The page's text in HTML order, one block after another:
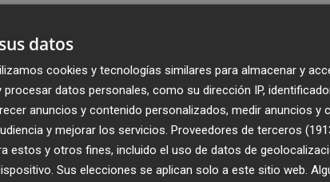
datos
cookies y tecnologías similares para almacenar y
datos personales, como su dirección IP,
anuncios y contenido personalizados, medir anuncios y
y mejorar los servicios. Proveedores de terceros
estos y otros fines, incluido el uso de datos de
Sus elecciones se aplican solo a este sitio web.